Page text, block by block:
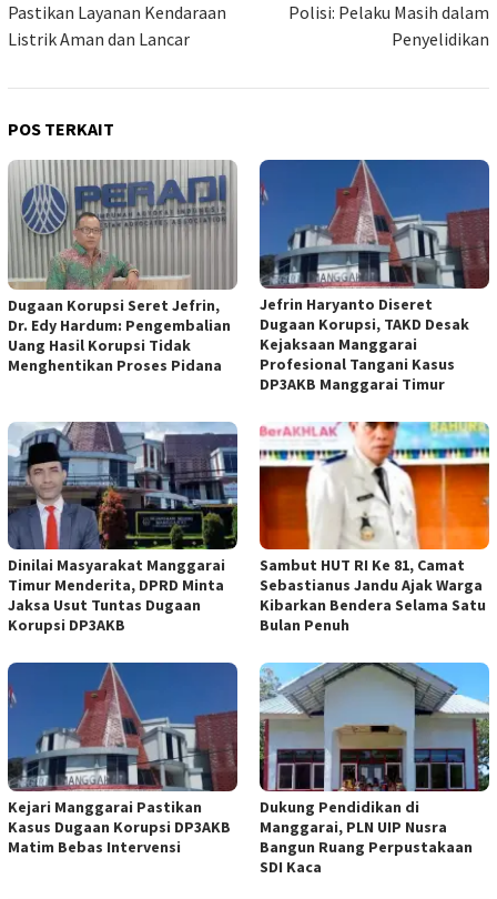
Pastikan Layanan Kendaraan
Listrik Aman dan Lancar
Polisi: Pelaku Masih dalam
Penyelidikan
POS TERKAIT
Dugaan Korupsi Seret Jefrin,
Dr. Edy Hardum: Pengembalian
Uang Hasil Korupsi Tidak
Menghentikan Proses Pidana
Jefrin Haryanto Diseret
Dugaan Korupsi, TAKD Desak
Kejaksaan Manggarai
Profesional Tangani Kasus
DP3AKB Manggarai Timur
Dinilai Masyarakat Manggarai
Timur Menderita, DPRD Minta
Jaksa Usut Tuntas Dugaan
Korupsi DP3AKB
Sambut HUT RI Ke 81, Camat
Sebastianus Jandu Ajak Warga
Kibarkan Bendera Selama Satu
Bulan Penuh
Kejari Manggarai Pastikan
Kasus Dugaan Korupsi DP3AKB
Matim Bebas Intervensi
Dukung Pendidikan di
Manggarai, PLN UIP Nusra
Bangun Ruang Perpustakaan
SDI Kaca